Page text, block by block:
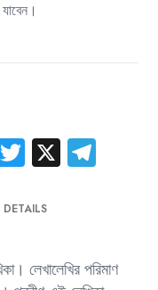
T
wi
tt
X
m
লেখালেখির পরিমাণ